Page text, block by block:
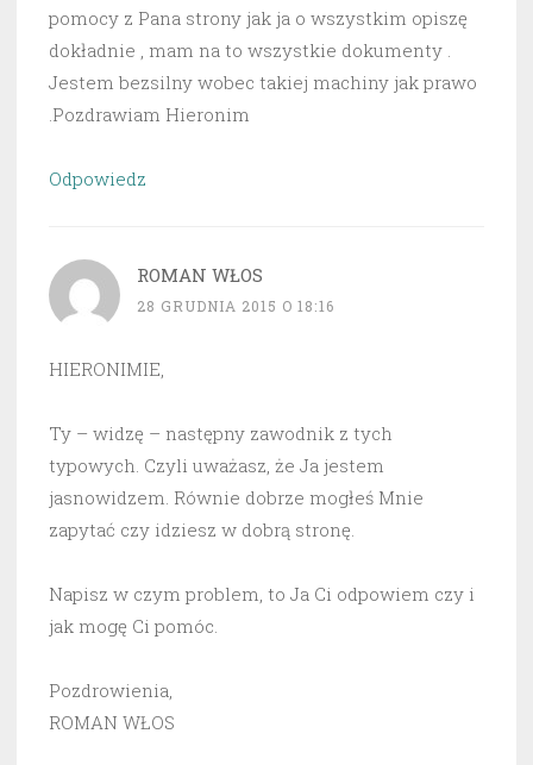
pomocy z Pana strony jak ja o wszystkim opiszę
dokładnie , mam na to wszystkie dokumenty .
Jestem bezsilny wobec takiej machiny jak prawo
.Pozdrawiam Hieronim
Odpowiedz
ROMAN WŁOS
28 GRUDNIA 2015 O 18:16
HIERONIMIE,
Ty – widzę – następny zawodnik z tych
typowych. Czyli uważasz, że Ja jestem
jasnowidzem. Równie dobrze mogłeś Mnie
zapytać czy idziesz w dobrą stronę.
Napisz w czym problem, to Ja Ci odpowiem czy i
jak mogę Ci pomóc.
Pozdrowienia,
ROMAN WŁOS